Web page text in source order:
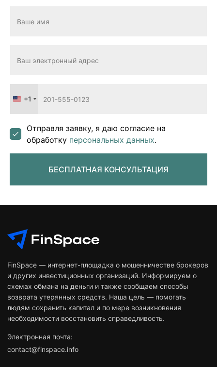
United
+1
Отправля заявку, я даю согласие на
обработку персональных данных.
БЕСПЛАТНАЯ КОНСУЛЬТАЦИЯ
FinSpace — интернет-площадка о мошенничестве брокеров
и других инвестиционных организаций. Информируем о
схемах обмана на деньги и также сообщаем способы
возврата утерянных средств. Наша цель — помогать
людям сохранить капитал и по мере возникновения
необходимости восстановить справедливость.
Электронная почта:
contact@finspace.info